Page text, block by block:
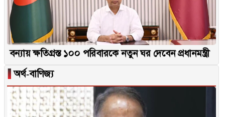
বন্যায় ক্ষতিগ্রস্ত ১০০ পরিবারকে নতুন ঘর দেবেন প্রধানমন্ত্রী
▐অর্থ-বাণিজ্য